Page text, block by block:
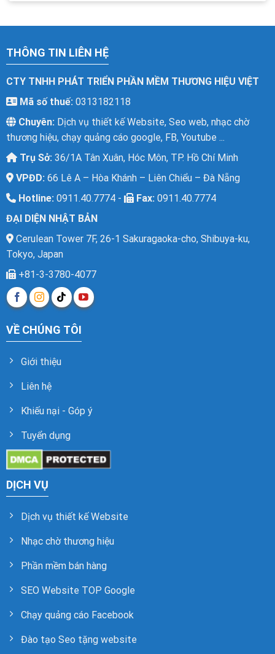
THÔNG TIN LIÊN HỆ
CTY TNHH PHÁT TRIỂN PHẦN MỀM THƯƠNG HIỆU VIỆT
Mã số thuế:0313182118
Chuyên:Dịch vụ thiết kế Website, Seo web, nhạc chờ
thương hiệu, chạy quảng cáo google, FB, Youtube ...
Trụ Sở:36/1A Tân Xuân, Hóc Môn, TP. Hồ Chí Minh
VPĐD:66 Lê A – Hòa Khánh – Liên Chiểu – Đà Nẵng
Hotline:0911.40.7774 - Fax:0911.40.7774
ĐẠI DIỆN NHẬT BẢN
Cerulean Tower 7F, 26-1 Sakuragaoka-cho, Shibuya-ku,
Tokyo, Japan
+81-3-3780-4077
VỀ CHÚNG TÔI
Giới thiệu
Liên hệ
Khiếu nại - Góp ý
Tuyển dụng
DỊCH VỤ
Dịch vụ thiết kế Website
Nhạc chờ thương hiệu
Phần mềm bán hàng
SEO Website TOP Google
Chạy quảng cáo Facebook
Đào tạo Seo tặng website